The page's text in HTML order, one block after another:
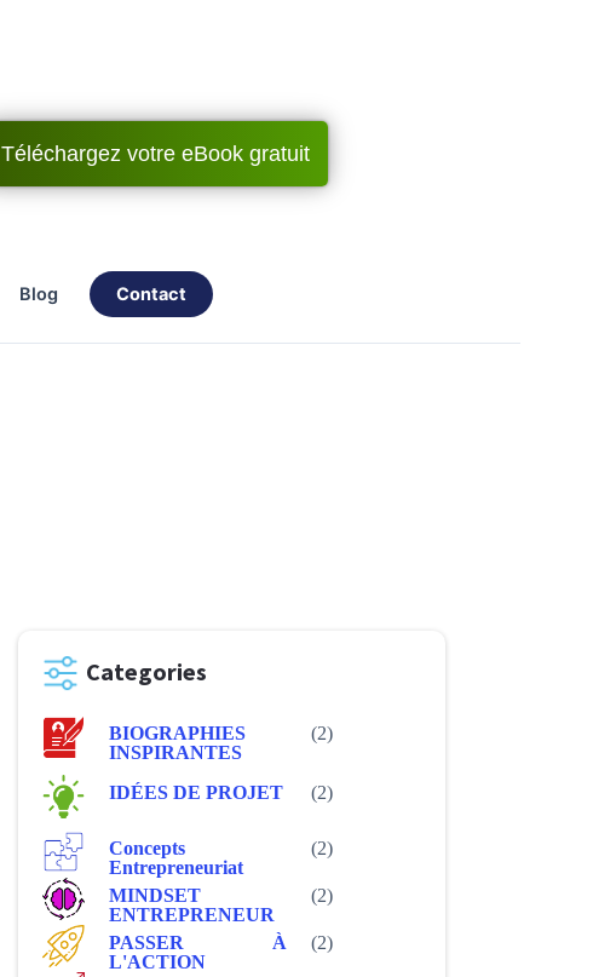
Téléchargez votre eBook gratuit
blog contact
Categories
BIOGRAPHIES
INSPIRANTES
(2)
IDÉES DE PROJET (2)
Concepts
Entrepreneuriat
(2)
MINDSET
ENTREPRENEUR
(2)
PASSER À
L'ACTION
(2)